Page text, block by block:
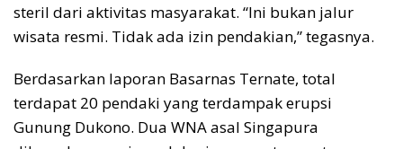
steril dari aktivitas masyarakat. “Ini bukan jalur
wisata resmi. Tidak ada izin pendakian,” tegasnya.
Berdasarkan laporan Basarnas Ternate, total
terdapat 20 pendaki yang terdampak erupsi
Gunung Dukono. Dua WNA asal Singapura